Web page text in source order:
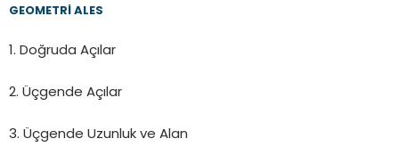
GEOMETRİ ALES
1. Doğruda Açılar
2. Üçgende Açılar
3. Üçgende Uzunluk ve Alan